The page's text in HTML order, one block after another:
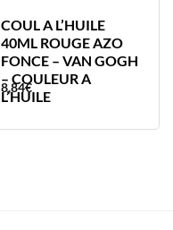
COUL A L’HUILE
40ML ROUGE AZO
FONCE – VAN GOGH
– COULEUR A
L’HUILE
8,84€